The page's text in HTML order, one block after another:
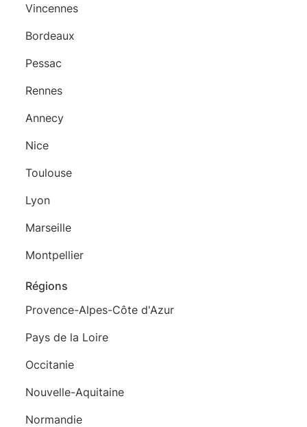
Vincennes
Bordeaux
Pessac
Rennes
Annecy
Nice
Toulouse
Lyon
Marseille
Montpellier
Régions
Provence-Alpes-Côte d'Azur
Pays de la Loire
Occitanie
Nouvelle-Aquitaine
Normandie